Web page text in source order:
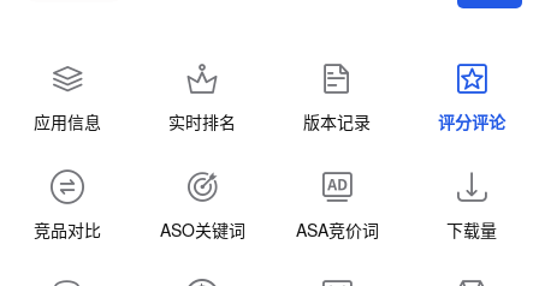
应用信息 实时排名 版本记录 评分评论
竞品对比 ASO关键词 ASA竞价词 下载量